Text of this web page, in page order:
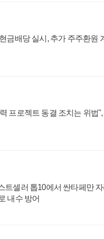
금배당 실시, 추가 주주환원
프로젝트 동결 조치는 위법
트셀러 톱10에서 싼타페만
내수 방어